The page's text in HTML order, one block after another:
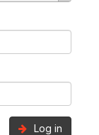
Log in